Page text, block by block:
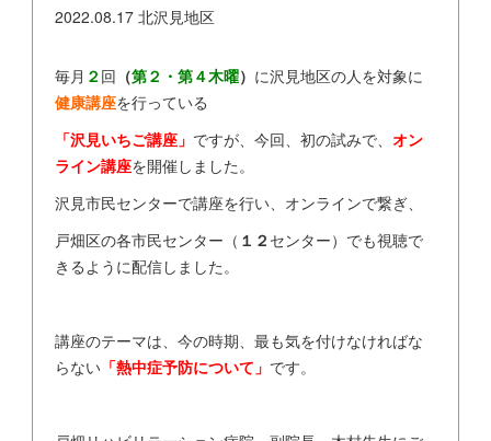
2022.08.17 北沢見地区
毎月 ２ 回 （第２・第４木曜） に沢見地区の人を対象に
健康講座を行っている
「沢見いちご講座」 ですが、今回、初の試みで、 オン
ライン講座を開催しました。
沢見市民センターで講座を行い、オンラインで繋ぎ、
戸畑区の各市民センター（ １２ センター）でも視聴で
きるように配信しました。
講座のテーマは、今の時期、最も気を付けなければな
らない「熱中症予防について」 です。